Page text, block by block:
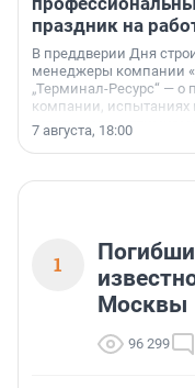
праздник на
В преддверии Дня
менеджеры компании
„Терминал-Ресурс“ — о
компании, испытаниях
осторожного оптимизма.
7 августа, 18:00
1
Москвы
96 299